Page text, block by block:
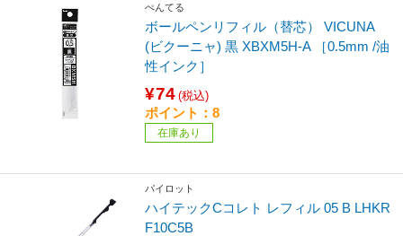
ぺんてる
ボールペンリフィル（替芯） VICUNA
(ビクーニャ) 黒 XBXM5H-A ［0.5mm /油
性インク］
¥74 (税込)
ポイント：8
在庫あり
パイロット
ハイテックCコレト レフィル 05 B LHKR
F10C5B